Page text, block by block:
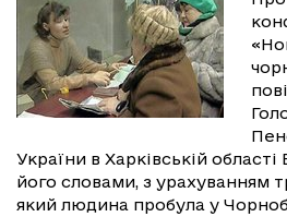
України в Харківській області
його словами, з урахуванням
який людина пробула у